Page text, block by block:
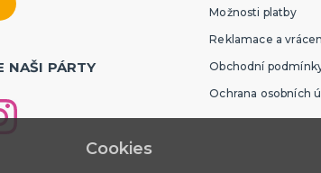
NAŠI PÁRTY
Možnosti platby
Reklamace a
Obchodní
Ochrana osobních
Cookies